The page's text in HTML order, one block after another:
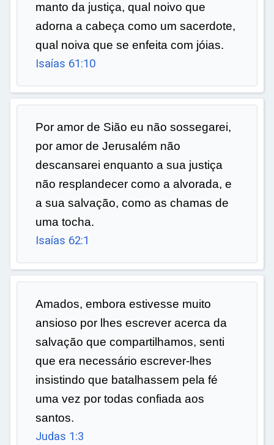
manto da justiça, qual noivo que
adorna a cabeça como um sacerdote,
qual noiva que se enfeita com jóias.
Isaías 61:10
Por amor de Sião eu não sossegarei,
por amor de Jerusalém não
descansarei enquanto a sua justiça
não resplandecer como a alvorada, e
a sua salvação, como as chamas de
uma tocha.
Isaías 62:1
Amados, embora estivesse muito
ansioso por lhes escrever acerca da
salvação que compartilhamos, senti
que era necessário escrever-lhes
insistindo que batalhassem pela fé
uma vez por todas confiada aos
santos.
Judas 1:3